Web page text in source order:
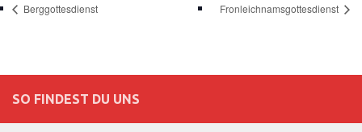
Berggottesdienst Fronleichnamsgottesdienst
SO FINDEST DU UNS